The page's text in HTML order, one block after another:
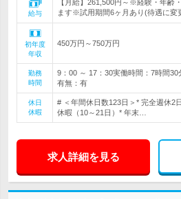
給与
【月給】261,500円～※経験・年齢
ます※試用期間6ヶ月あり(待遇に変
初年度
年収
450万円～750万円
勤務
時間
9：00 ～ 17：30実働時間：7時間
有無：有
休日
休暇
# ＜年間休日数123日＞* 完全週休2
休暇（10～21日）* 年末…
求人詳細を見る